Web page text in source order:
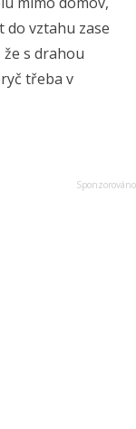
do vztahu zase
s drahou
třeba v